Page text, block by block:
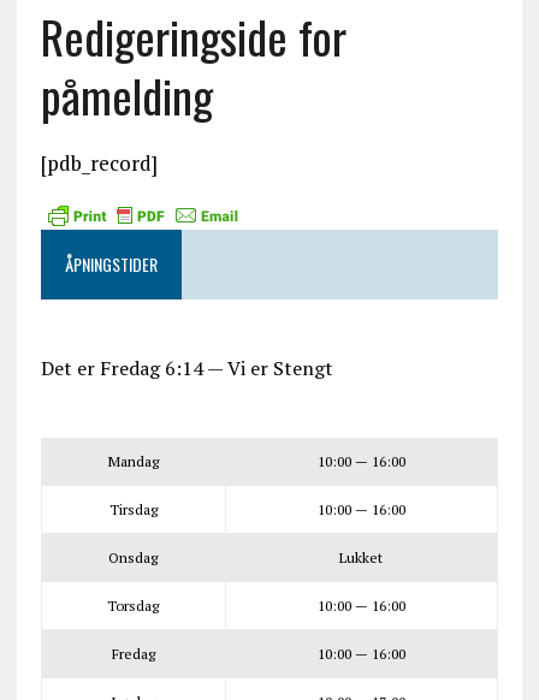
Redigeringside for
påmelding
[pdb_record]
ÅPNINGSTIDER
Det erFredag6:14—Vi er Stengt
Mandag 10:00 — 16:00
Tirsdag 10:00 — 16:00
Onsdag Lukket
Torsdag 10:00 — 16:00
Fredag 10:00 — 16:00